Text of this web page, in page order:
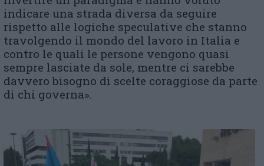
indicare una strada diversa da seguire
rispetto alle logiche speculative che stanno
travolgendo il mondo del lavoro in Italia e
contro le quali le persone vengono quasi
sempre lasciate da sole, mentre ci sarebbe
davvero bisogno di scelte coraggiose da parte
di chi governa».